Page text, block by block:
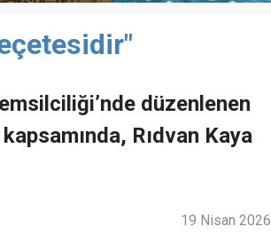
düzenlenen
Rıdvan Kaya
19 Nisan 2026